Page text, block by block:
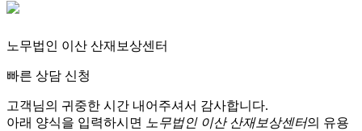
노무법인 이산 산재보상센터
빠른 상담 신청
고객님의 귀중한 시간 내어주셔서 감사합니다.
아래 양식을 입력하시면
노무법인 이산 산재보상센터의 유용